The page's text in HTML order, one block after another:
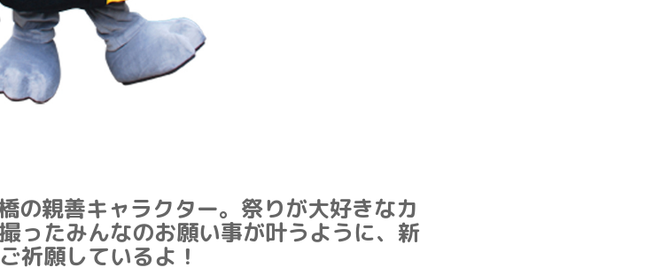
の親善キャラクター。祭りが大好きなカ
ったみんなのお願い事が叶うように、新
祈願しているよ！